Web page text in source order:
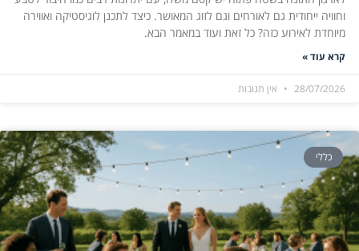
וחוויה ייחודית גם לאורחים וגם לזוג המאושר. כיצד לתכנן לוגיסטיקה ואווירה
מיוחדת לאירוע כזה? כל זאת ועוד במאמר הבא.
קרא עוד »
28/07/2026 אין תגובות
כללי